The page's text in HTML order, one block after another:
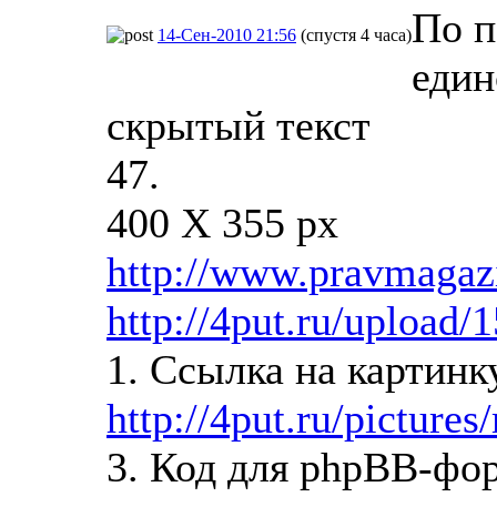
14-Сен-2010 21:56 (спустя 4 часа)По
скрытый текст
47.
400 X 355 px
http://
http://4put.ru/upload/
1. Ссылка на
http://4put.ru/
3. Код для phpBB-